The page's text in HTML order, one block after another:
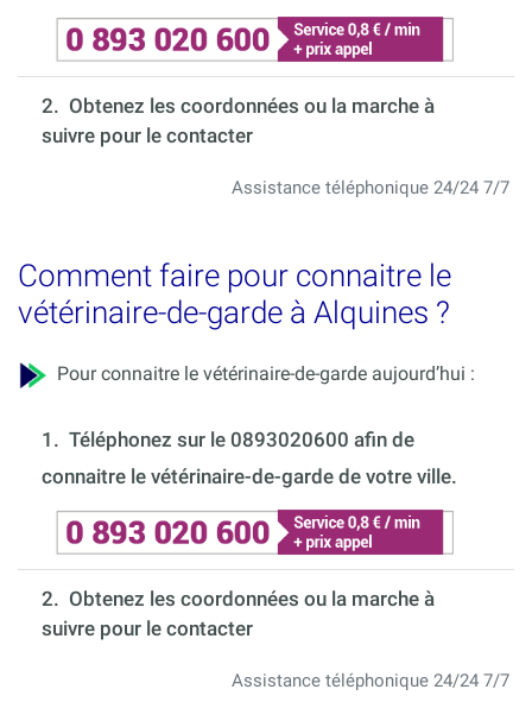
2. Obtenez les coordonnées ou la marche à
suivre pour le contacter
Assistance téléphonique 24/24 7/7
Comment faire pour connaitre le
vétérinaire-de-garde à Alquines ?
Pour connaitre le vétérinaire-de-garde aujourd’hui :
1. Téléphonez sur le 0893020600 afin de
connaitre le vétérinaire-de-garde de votre ville.
2. Obtenez les coordonnées ou la marche à
suivre pour le contacter
Assistance téléphonique 24/24 7/7